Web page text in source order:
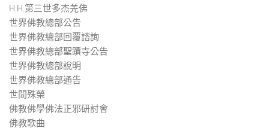
H.H.第三世多杰羌佛
世界佛教總部公告
世界佛教總部回覆諮詢
世界佛教總部聖蹟寺公告
世界佛教總部說明
世界佛教總部通告
世間殊榮
佛教佛學佛法正邪研討會
佛教歌曲